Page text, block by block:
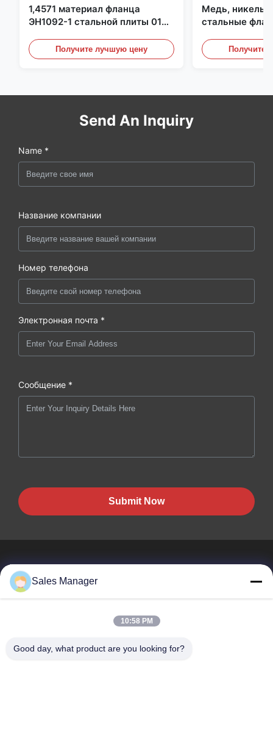
1,4571 материал фланца
ЭН1092-1 стальной плиты 01
Получите лучшую цену
Медь, никель,
стальные
углеродистой
Получите
Send An Inquiry
Name *
Название компании
Номер телефона
Электронная почта *
Сообщение *
Submit Now
Вы не только покупаете сталь, Вы но и покупаете любовь,
Быстрые Ссылки
Sales Manager
10:58 PM
Good day, what product are you looking for?